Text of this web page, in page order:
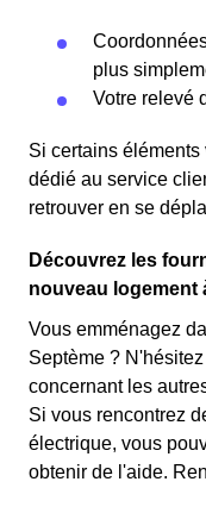
plus
Votre relevé
Si certains
dédié au service
retrouver en se
Découvrez les
nouveau logement
Vous emménagez
Septème ?
concernant les
Si vous rencontrez
électrique, vous
obtenir de l'aide.